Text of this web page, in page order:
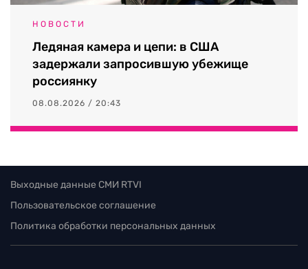
НОВОСТИ
Ледяная камера и цепи: в США
задержали запросившую убежище
россиянку
08.08.2026 / 20:43
Выходные данные СМИ RTVI
Пользовательское соглашение
Политика обработки персональных данных